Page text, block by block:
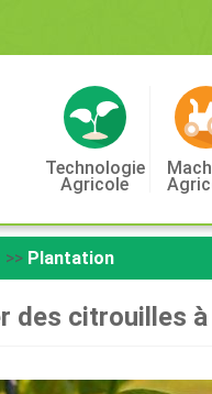
Technologie
Agricole
>> Plantation
des citrouilles